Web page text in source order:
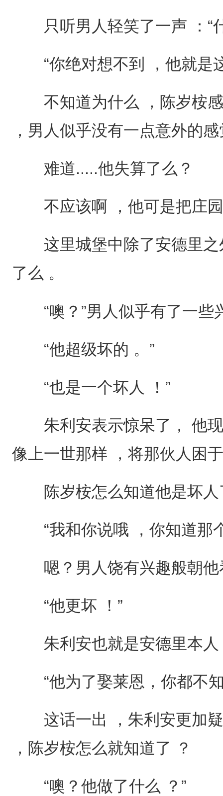
只听男人轻笑了一声 ：“
“你绝对想不到 ，他就是
不知道为什么 ，陈岁桉感
，男人似乎没有一点意外的
难道.....他失算了么？
不应该啊 ，他可是把庄园
这里城堡中除了安德里之
了么 。
“噢？”男人似乎有了一些
“他超级坏的 。”
“也是一个坏人 ！”
朱利安表示惊呆了， 他现
像上一世那样 ，将那伙人困
陈岁桉怎么知道他是坏人
“我和你说哦 ，你知道那
嗯？男人饶有兴趣般朝他
“他更坏 ！”
朱利安也就是安德里本人
“他为了娶莱恩，你都不知
这话一出 ，朱利安更加疑
，陈岁桉怎么就知道了 ？
“噢？他做了什么 ？”